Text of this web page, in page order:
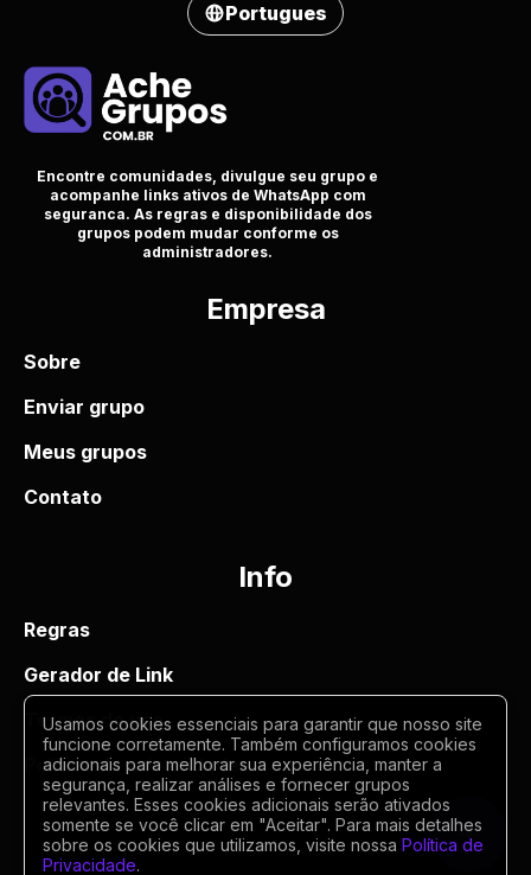
Portugues
Encontre comunidades, divulgue seu grupo e
acompanhe links ativos de WhatsApp com
seguranca. As regras e disponibilidade dos
grupos podem mudar conforme os
administradores.
Empresa
Sobre
Enviar grupo
Meus grupos
Contato
Info
Regras
Gerador de Link
Termos de uso
Politica de privacidade
Usamos cookies essenciais para garantir que nosso site
funcione corretamente. Também configuramos cookies
adicionais para melhorar sua experiência, manter a
segurança, realizar análises e fornecer grupos
relevantes. Esses cookies adicionais serão ativados
somente se você clicar em "Aceitar". Para mais detalhes
sobre os cookies que utilizamos, visite nossa Política de
Privacidade.